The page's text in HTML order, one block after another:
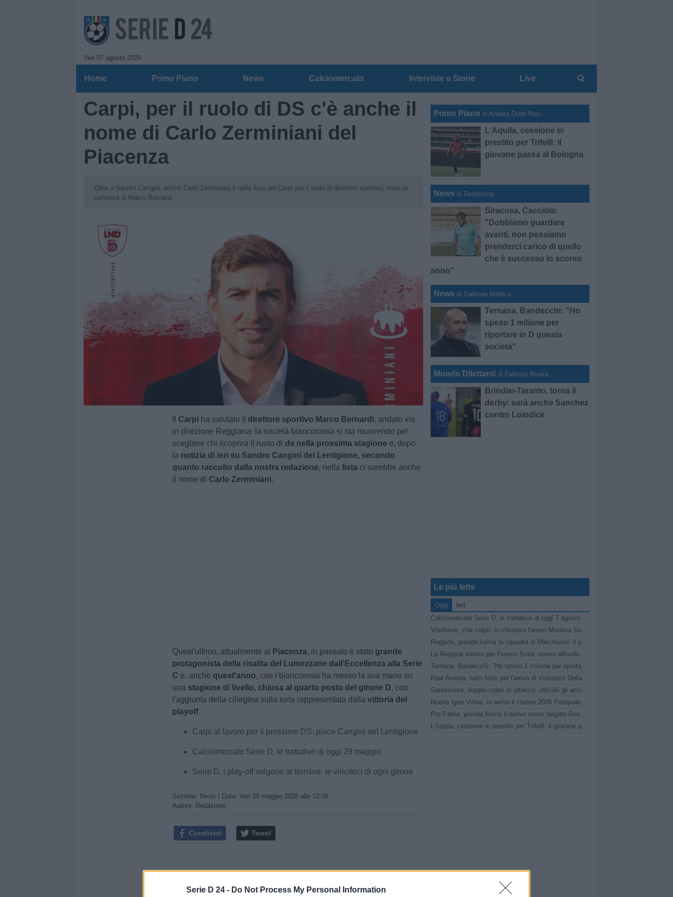
Serie D 24 - Do Not Process My Personal Information
Ven 07 agosto 2026
Home Primo Piano News Calciomercato Interviste e Storie Live
Carpi, per il ruolo di DS c'è anche il
nome di Carlo Zerminiani del
Piacenza
Oltre a Sandro Cangini, anche Carlo Zerminiani è nella lista del Carpi per il ruolo di direttore sportivo, vista la
partenza di Marco Bernardi
Carpi ha salutato il direttore sportivo Marco Bernardi, andato via
in direzione Reggiana: la società biancorossa si sta muovendo per
scegliere chi ricoprirà il ruolo di ds nella prossima stagione e, dopo
la notizia di ieri su Sandro Cangini del Lentigione, secondo
quanto raccolto dalla nostra redazione, nella lista ci sarebbe anche
il nome di Carlo Zerminiani.
Quest'ultimo, attualmente al Piacenza, in passato è stato grande
protagonista della risalita del Lumezzane dall'Eccellenza alla Serie
C e, anche quest'anno, con i biancorossi ha messo la sua mano su
una stagione di livello, chiusa al quarto posto del girone D, con
l'aggiunta della ciliegina sulla torta rappresentata dallavittoria dei
playoff.
Carpi al lavoro per il prossimo DS: piace Cangini del Lentigione
Calciomercato Serie D, le trattative di oggi 29 maggio
Serie D, i play-off volgono al termine: le vincitrici di ogni girone
Sezione: News / Data:Ven 29 maggio 2026 alle 12:05
Autore: Redazione
Condividi Tweet
Primo Piano di Andrea Delle Noci
L'Aquila, cessione in
prestito per Trifelli: il
giovane passa al Bologna
News di Redazione
Siracusa, Cacciola:
"Dobbiamo guardare
avanti, non possiamo
prenderci carico di quello
che è successo lo scorso
anno"
News di Gabriele Mafrica
Ternana, Bandecchi: "Ho
speso 1 milione per
riportare in D questa
società"
Mondo Dilettanti di Fabrizio Rivara
Brindisi-Taranto, torna il
derby: sarà anche Sanchez
contro Loiodice
Le più lette
Oggi
Ieri
Calciomercato Serie D, le trattative di oggi 7 agosto
Viterbese, che colpo: in chiusura l'arrivo Moussa Seck Ndoye dal Livorno
Reggina, prende forma la squadra di Marchionni: il punto sul mercato
La Reggina insiste per Franco Sosa: nuovo affondo del club amaranto
Ternana, Bandecchi: "Ho speso 1 milione per riportare in D questa società"
Real Aversa, tutto fatto per l'arrivo di Vincenzo Della Pietra
Sanremese, doppio colpo in attacco: ufficiali gli arrivi di Ganz e Klimavičius
Nuova Igea Virtus, in arrivo il classe 2005 Pasquale Faccetti
Pro Patria, prende forma il nuovo corso targato Rosanna Zema: la conferenza stampa
L'Aquila, cessione in prestito per Trifelli: il giovane passa al Bologna